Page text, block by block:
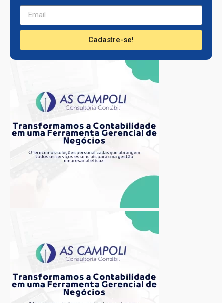
Cadastre-se!